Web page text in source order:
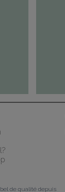
de qualité depuis